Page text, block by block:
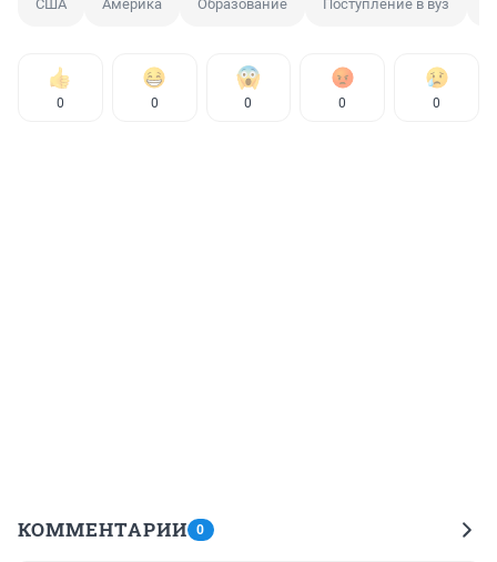
США Америка Образование Поступление в вуз
0 0 0 0 0
КОММЕНТАРИИ 0